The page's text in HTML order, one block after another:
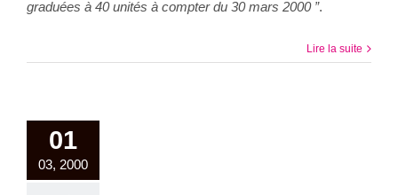
graduées à 40 unités à compter du 30 mars 2000 ”.
Lire la suite
01
03, 2000